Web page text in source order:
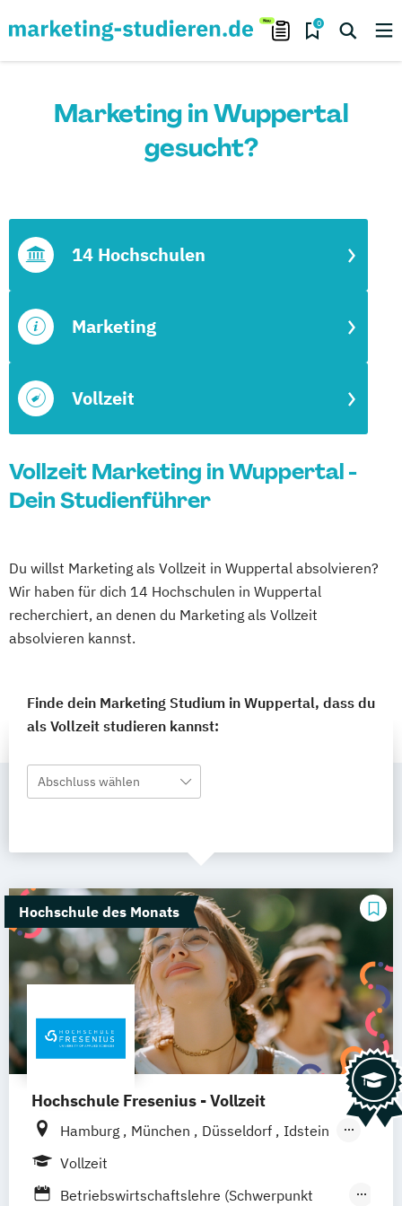
0
Marketing in Wuppertal
gesucht?
Vollzeit
Marketing
14 Hochschulen
Vollzeit Marketing in Wuppertal -
Dein Studienführer
Du willst Marketing als Vollzeit in Wuppertal absolvieren?
Wir haben für dich 14 Hochschulen in Wuppertal
recherchiert, an denen du Marketing als Vollzeit
absolvieren kannst.
Finde dein Marketing Studium in Wuppertal, dass du
als Vollzeit studieren kannst:
Abschluss wählen
Hochschule des Monats
Hochschule Fresenius - Vollzeit
Hamburg München Düsseldorf
Idstein
Berlin
Vollzeit
Betriebswirtschaftslehre (Schwerpunkt